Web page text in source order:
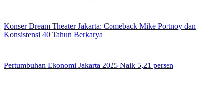
Konser Dream Theater Jakarta: Comeback Mike Portnoy dan
Konsistensi 40 Tahun Berkarya
Pertumbuhan Ekonomi Jakarta 2025 Naik 5,21 persen